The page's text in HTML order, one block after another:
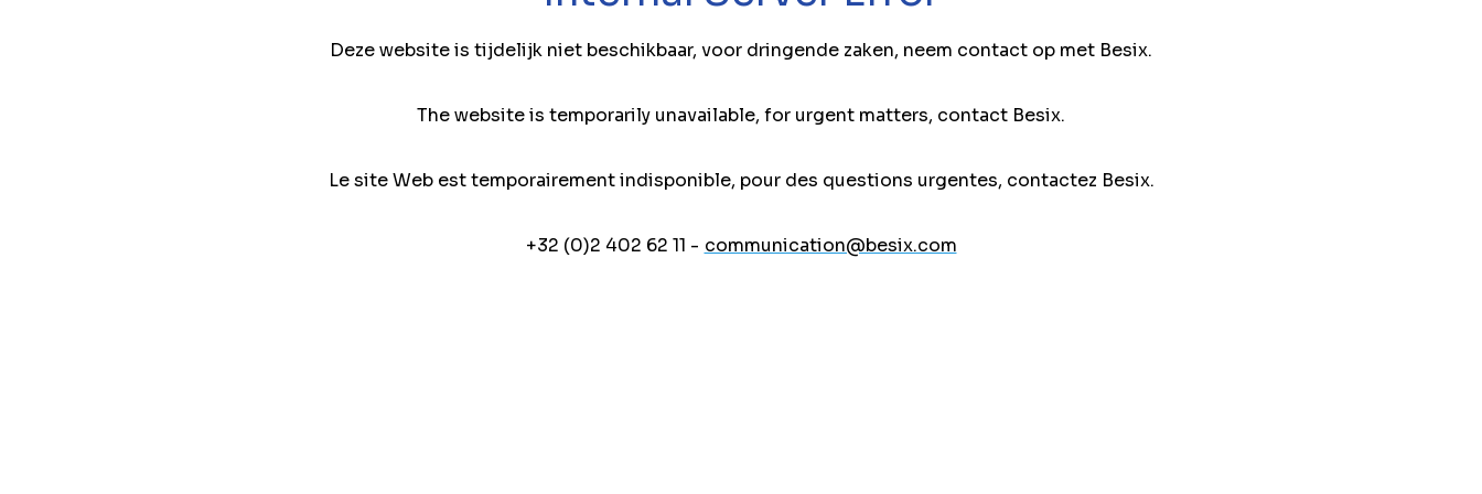
Deze website is tijdelijk niet beschikbaar, voor dringende zaken, neem contact op met Besix.
The website is temporarily unavailable, for urgent matters, contact Besix.
Le site Web est temporairement indisponible, pour des questions urgentes, contactez Besix.
+32 (0)2 402 62 11 - communication@besix.com